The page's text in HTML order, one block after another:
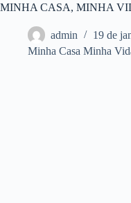
MINHA CASA, MINHA
admin
19 de
Minha Casa Minha